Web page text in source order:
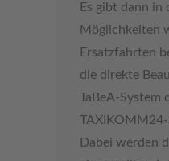
Es gibt dann in
Möglichkeiten
Ersatzfahrten
die direkte
TaBeA-System
Dabei werden